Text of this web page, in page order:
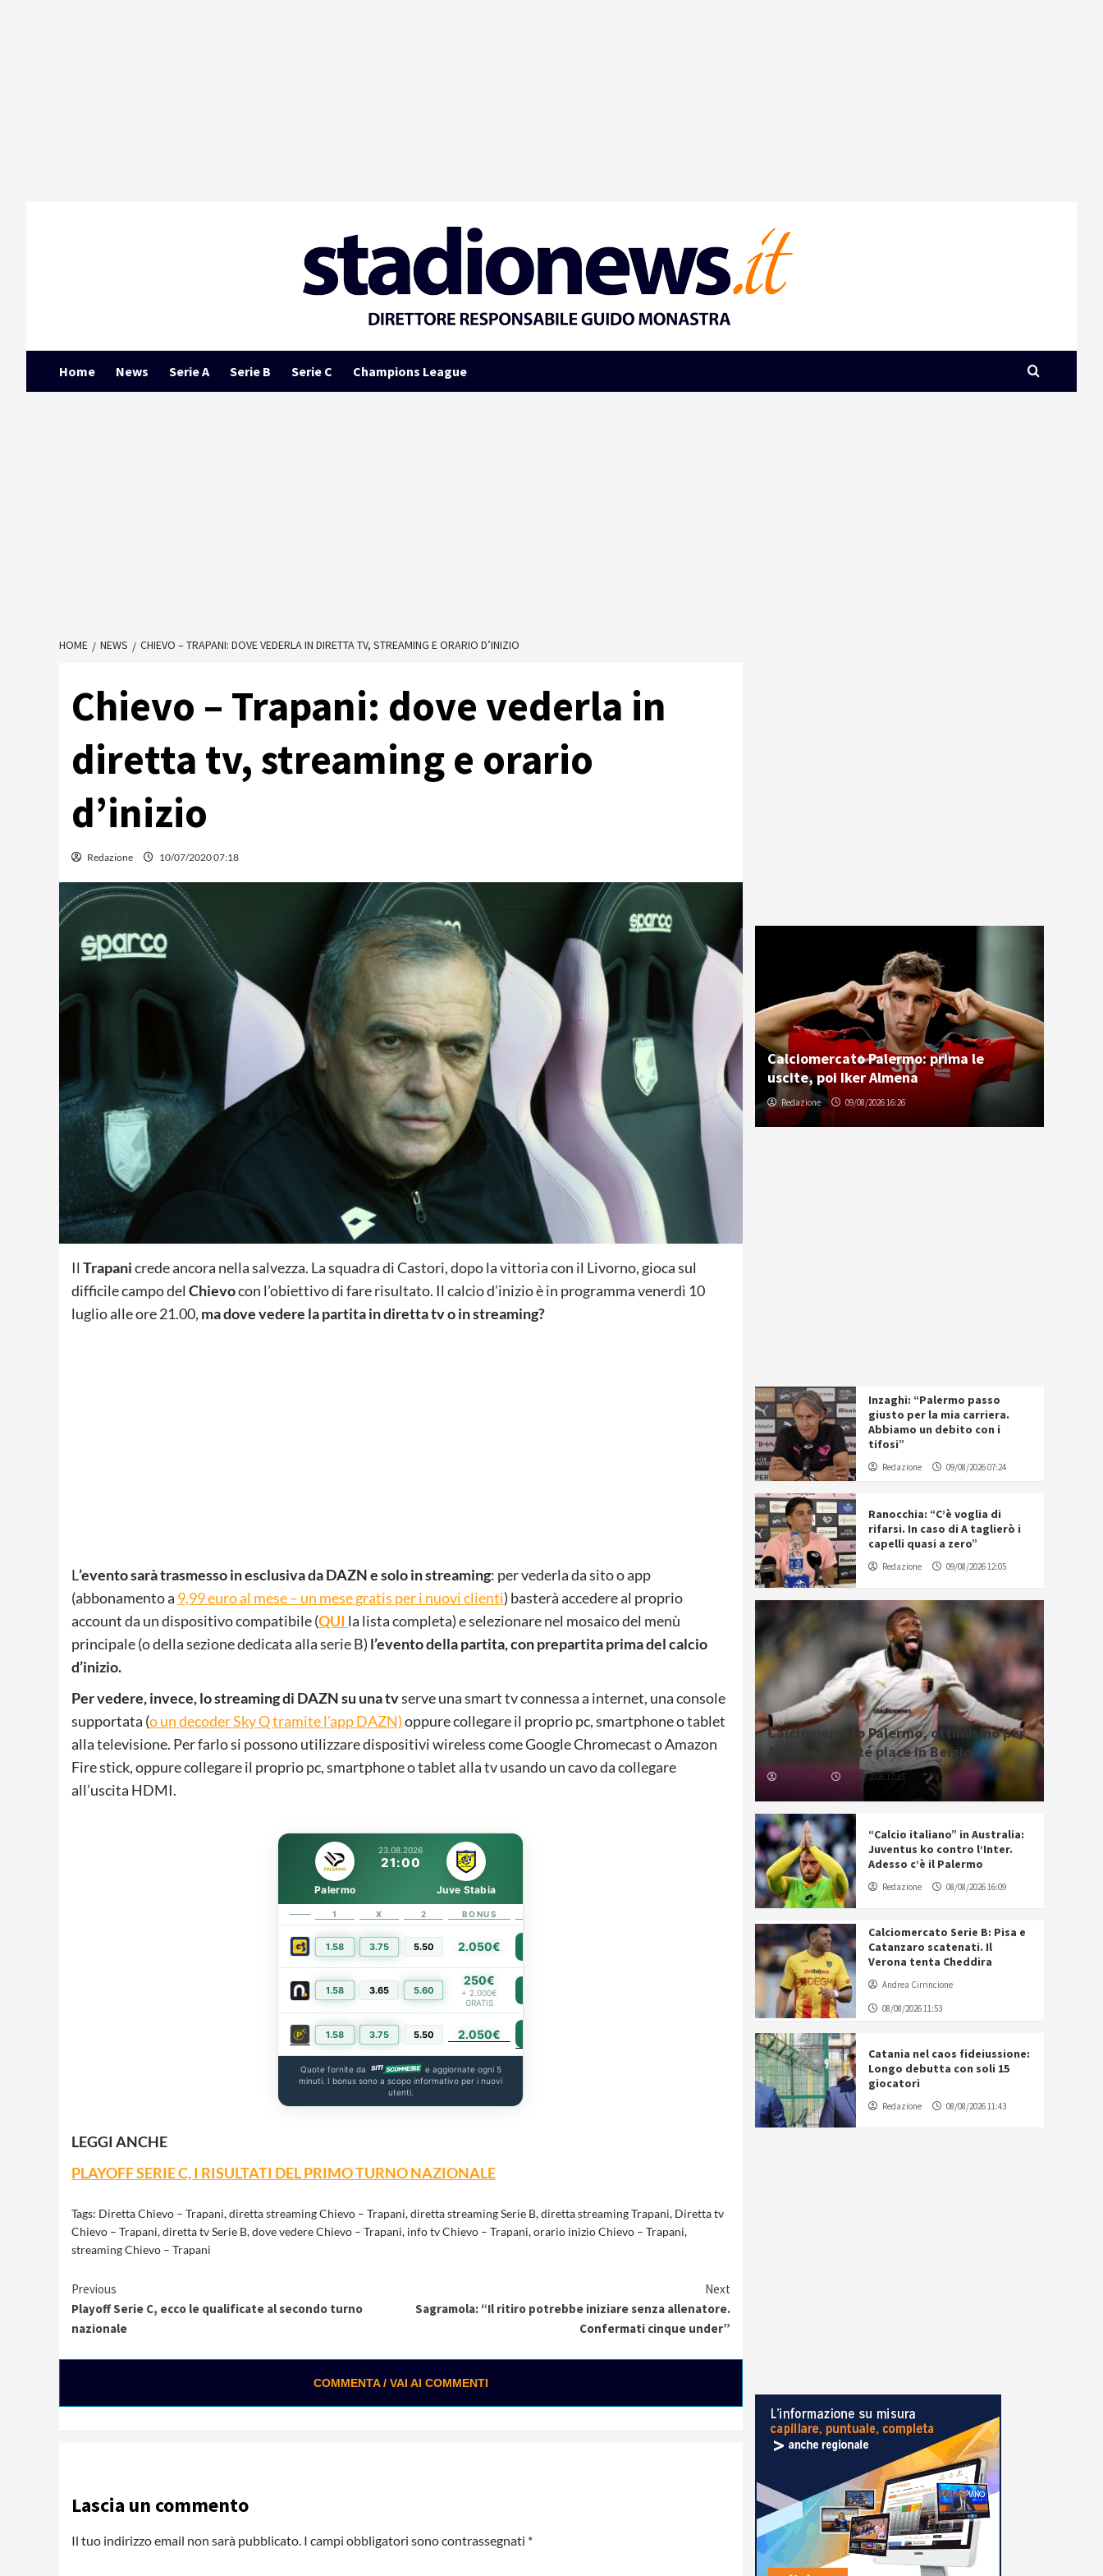
Home News Serie A Serie B Serie C Champions League
HOME NEWS CHIEVO – TRAPANI: DOVE VEDERLA IN DIRETTA TV, STREAMING E ORARIO D’INIZIO
Chievo – Trapani: dove vederla in
diretta tv, streaming e orario
d’inizio
Redazione 10/07/2020 07:18
Il Trapanicrede ancora nella salvezza. La squadra di Castori, dopo la vittoria con il Livorno, gioca sul
difficile campo del Chievocon l’obiettivo di fare risultato. Il calcio d’inizio è in programma venerdì 10
luglio alle ore 21.00, ma dove vedere la partita in diretta tv o in streaming?
L’evento sarà trasmesso in esclusiva da DAZNe soloin streaming: per vederla da sito o app
(abbonamento a 9,99 euro al mese – un mese gratis per i nuovi clienti) basterà accedere al proprio
account da un dispositivo compatibile (QUI la lista completa) e selezionare nel mosaico del menù
principale (o della sezione dedicata alla serie B) l’evento della partita, con prepartita prima del calcio
d’inizio.
Per vedere, invece, lo streaming di DAZN su una tvserve una smart tv connessa a internet, una console
supportata (o un decoder Sky Q tramite l’app DAZN)oppure collegare il proprio pc, smartphone o tablet
alla televisione. Per farlo si possono utilizzare dispositivi wireless come Google Chromecast o Amazon
Fire stick, oppure collegare il proprio pc, smartphone o tablet alla tv usando un cavo da collegare
all’uscita HDMI.
23.08.2026
21:00
Palermo Juve Stabia
1 X 2 BONUS
1.58 3.75 5.50 2.050€
1.58 3.65 5.60
250€
+ 2.000€
GRATIS
1.58 3.75 5.50 2.050€
Quote fornite da
e aggiornate ogni 5
minuti. I bonus sono a scopo informativo per i nuovi
utenti.
LEGGI ANCHE
PLAYOFF SERIE C, I RISULTATI DEL PRIMO TURNO NAZIONALE
Tags: Diretta Chievo – Trapani,diretta streaming Chievo – Trapani,diretta streaming Serie B,diretta streaming Trapani, Diretta tv
Chievo – Trapani,diretta tv Serie B,dove vedere Chievo – Trapani, info tv Chievo – Trapani,orario inizio Chievo – Trapani,
streaming Chievo – Trapani
Continue
Reading
Previous
Playoff Serie C, ecco le qualificate al secondo turno
nazionale
Next
Sagramola: “Il ritiro potrebbe iniziare senza allenatore.
Confermati cinque under”
COMMENTA / VAI AI COMMENTI
Lascia un commento
Il tuo indirizzo email non sarà pubblicato. I campi obbligatori sono contrassegnati *
Calciomercato Palermo: prima le
uscite, poi Iker Almena
Redazione 09/08/2026 16:26
Inzaghi: “Palermo passo
giusto per la mia carriera.
Abbiamo un debito con i
tifosi”
Redazione 09/08/2026 07:24
Ranocchia: “C’è voglia di
rifarsi. In caso di A taglierò i
capelli quasi a zero”
Redazione 09/08/2026 12:05
Calciomercato Palermo, ottimismo per
Almena. Diakité piace in Belgio
Redazione 08/08/2026 17:15
“Calcio italiano” in Australia:
Juventus ko contro l’Inter.
Adesso c’è il Palermo
Redazione 08/08/2026 16:09
Calciomercato Serie B: Pisa e
Catanzaro scatenati. Il
Verona tenta Cheddira
Andrea Cirrincione
08/08/2026 11:53
Catania nel caos fideiussione:
Longo debutta con soli 15
giocatori
Redazione 08/08/2026 11:43